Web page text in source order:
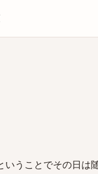
うことでその日は